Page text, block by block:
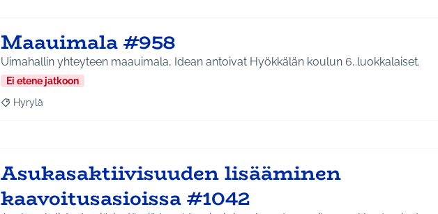
Maauimala #958
Uimahallin yhteyteen maauimala, Idean antoivat Hyökkälän koulun 6,.luokkalaiset.
Ei etene jatkoon
Rajaa tulokset aihepiirin mukaan: Hyrylä
Hyrylä
Asukasaktiivisuuden lisääminen
kaavoitusasioissa #1042